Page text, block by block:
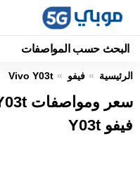
البحث حسب المواصفات
الرئيسية فيفو Vivo Y03t
فيفو Y03t